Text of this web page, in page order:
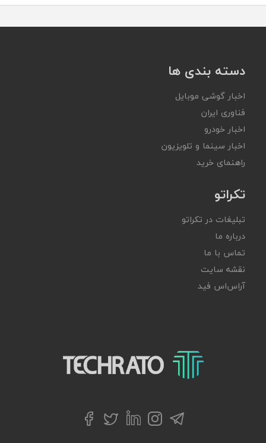
دسته بندی ها
اخبار گوشی موبایل
فناوری ایران
اخبار خودرو
اخبار سینما و تلویزیون
راهنمای خرید
تکراتو
تبلیغات در تکراتو
درباره ما
تماس با ما
نقشه سایت
آر‌اس‌اس فید
تکراتو – زندگی با تکنولوژی
تلگراماینستاگرام
لینکداینتوییترفیسبوک